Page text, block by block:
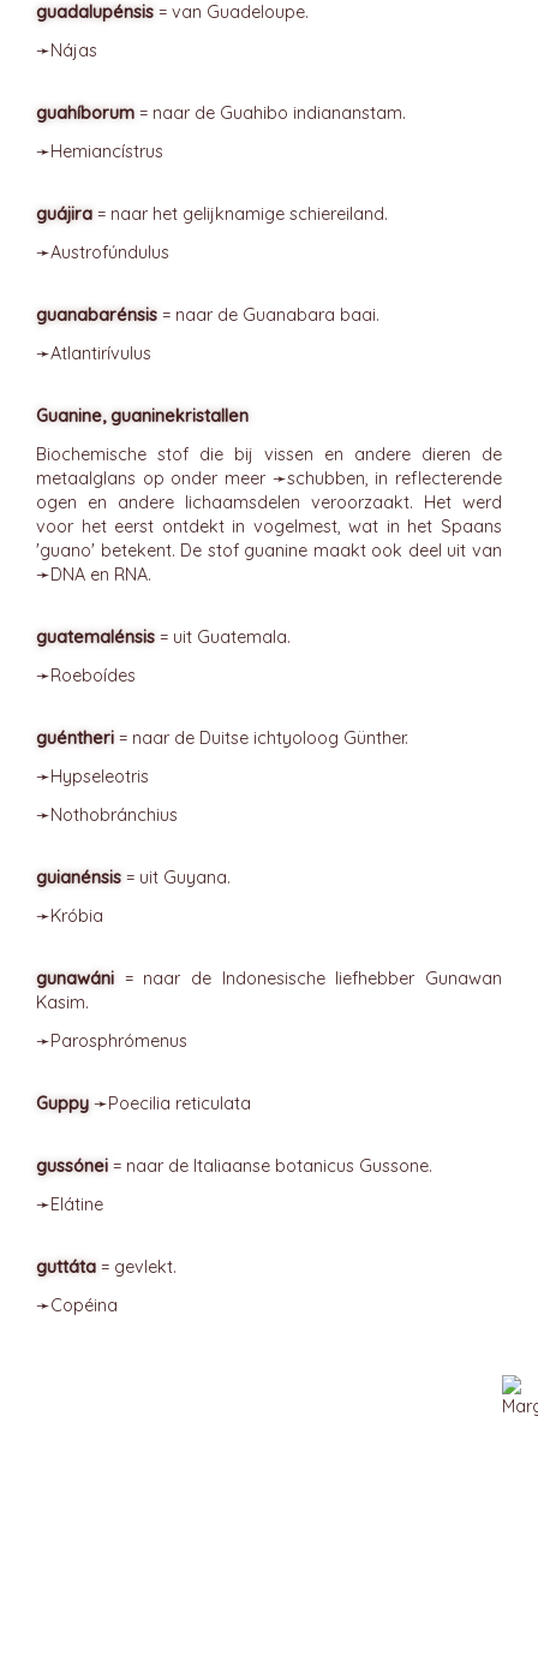
guadalupénsis = van Guadeloupe.
➛Nájas
guahíborum = naar de Guahibo indiananstam.
➛Hemiancístrus
guájira = naar het gelijknamige schiereiland.
➛Austrofúndulus
guanabarénsis = naar de Guanabara baai.
➛Atlantirívulus
Guanine, guaninekristallen
Biochemische stof die bij vissen en andere dieren de
metaalglans op onder meer ➛schubben, in reflecterende
ogen en andere lichaamsdelen veroorzaakt. Het werd
voor het eerst ontdekt in vogelmest, wat in het Spaans
'guano' betekent. De stof guanine maakt ook deel uit van
➛DNA en RNA.
guatemalénsis = uit Guatemala.
➛Roeboídes
guéntheri = naar de Duitse ichtyoloog Günther.
➛Hypseleotris
➛Nothobránchius
guianénsis = uit Guyana.
➛Króbia
gunawáni = naar de Indonesische liefhebber Gunawan
Kasim.
➛Parosphrómenus
Guppy ➛Poecilia reticulata
gussónei = naar de Italiaanse botanicus Gussone.
➛Elátine
guttáta = gevlekt.
➛Copéina